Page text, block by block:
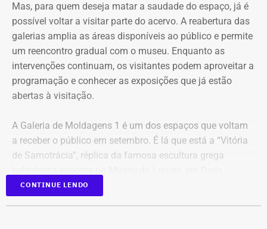
Na petição inicial, a gestão municipal afirma que os perfis
empregam “estética pseudojornalística”, manchetes
conclusivas, memes, montagens e acusações por
associação para repercutir temas relacionados a
hospitais, contratos, obras, programas públicos e agentes
municipais. Além disso, o Executivo também alerta que a
contas diferentes poderia produzir uma aparência
artificial de confirmação. A ação pretende descobrir se as
páginas são independentes ou se compartilham
meios de pagamento ou uma estrutura coordenada.
Mas, para quem deseja matar a saudade do espaço, já é
possível voltar a visitar parte do acervo. A reabertura das
galerias amplia as áreas disponíveis ao público e permite
um reencontro gradual com o museu. Enquanto as
intervenções continuam, os visitantes podem aproveitar a
programação e conhecer as exposições que já estão
abertas à visitação.
A Galeria de Moldagens 1 é um dos espaços que voltam
a receber o público em setembro. É lá que está a “Vitória
de Samotrácia”, réplica da famosa escultura grega
CONTINUE LENDO